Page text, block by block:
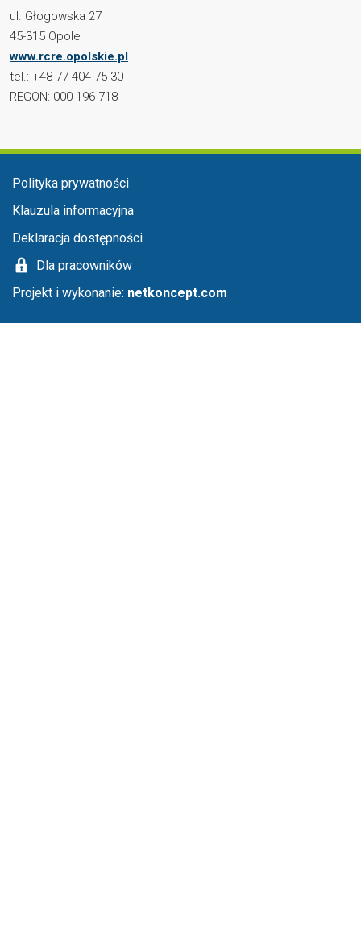
ul. Głogowska 27
45-315 Opole
www.rcre.opolskie.pl
tel.: +48 77 404 75 30
REGON: 000 196 718
Menu stopka
Polityka prywatności
Klauzula informacyjna
Deklaracja dostępności
Dla pracowników
Projekt i wykonanie: netkoncept.com